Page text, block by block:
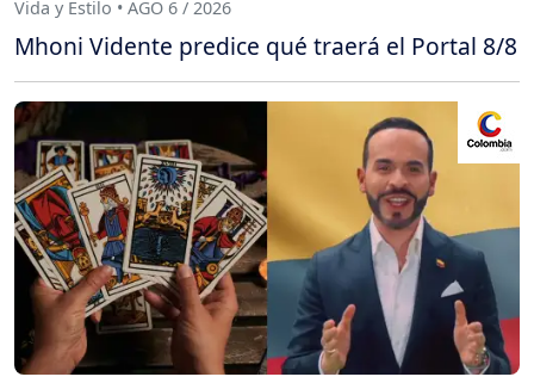
Vida y Estilo • AGO 6 / 2026
Mhoni Vidente predice qué traerá el Portal 8/8